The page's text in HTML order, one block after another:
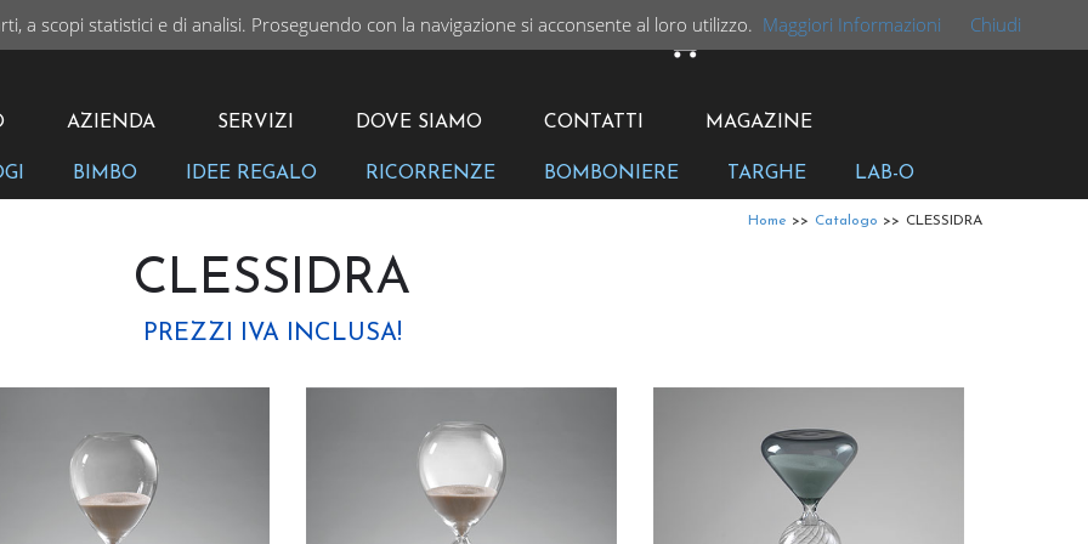
AZIENDA SERVIZI DOVE SIAMO CONTATTI MAGAZINE
VAI CARRELLO
BIMBO IDEE REGALO RICORRENZE BOMBONIERE TARGHE LAB-O
CLESSIDRA
Catalogo >>
Home >>
CLESSIDRA
PREZZI IVA INCLUSA!
a scopi statistici e di analisi. Proseguendo con la navigazione si acconsente al loro utilizzo. Maggiori Informazioni Chiudi